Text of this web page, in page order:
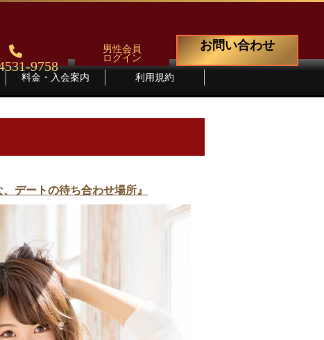
9758
男性会員
ログイン
お問い合わせ
料金・入会案内 利用規約
デートの待ち合わせ場所』